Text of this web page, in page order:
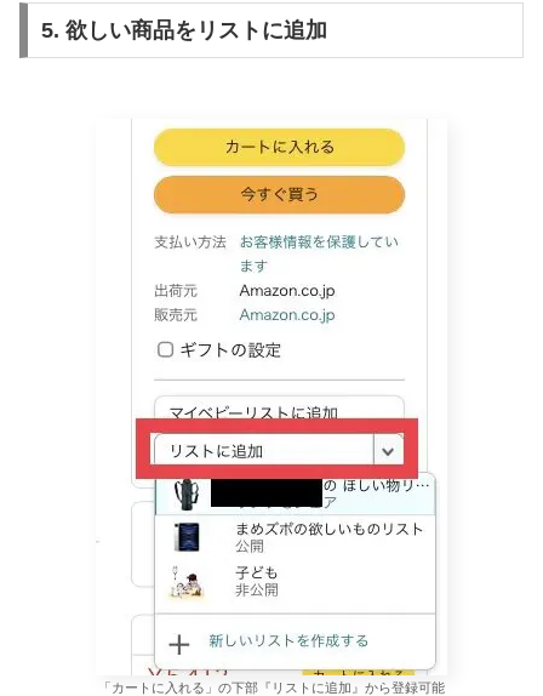
5. 欲しい商品をリストに追加
「カートに入れる」の下部『リストに追加』から登録可能